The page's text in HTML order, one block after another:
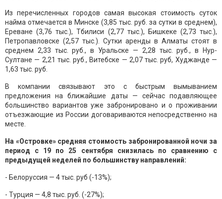
Из перечисленных городов самая высокая стоимость суток
найма отмечается в Минске (3,85 тыс. руб. за сутки в среднем),
Ереване (3,76 тыс.), Тбилиси (2,77 тыс.), Бишкеке (2,73 тыс.),
Петропавловске (2,57 тыс.). Сутки аренды в Алматы стоят в
среднем 2,33 тыс. руб., в Уральске — 2,28 тыс. руб., в Нур-
Султане — 2,21 тыс. руб., Витебске — 2,07 тыс. руб, Худжанде —
1,63 тыс. руб.
В компании связывают это с быстрым вымыванием
предложения на ближайшие даты — сейчас подавляющее
большинство вариантов уже забронировано и о проживании
отъезжающие из России договариваются непосредственно на
месте.
На «Островке» средняя стоимость забронированной ночи за
период с 19 по 25 сентября снизилась по сравнению с
предыдущей неделей по большинству направлений:
- Белоруссия — 4 тыс. руб (-13%);
- Турция — 4,8 тыс. руб. (-27%);